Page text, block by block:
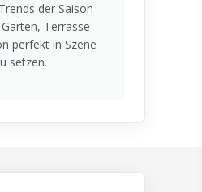
der Saison
Terrasse
perfekt in Szene
setzen.